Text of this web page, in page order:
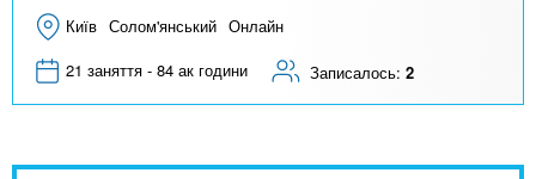
Київ Солом'янський Онлайн
21 заняття - 84 ак години
Записалось: 2